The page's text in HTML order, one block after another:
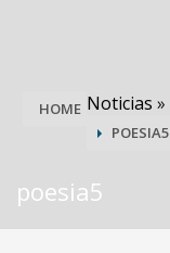
HOME Noticias »
POESIA5
poesia5